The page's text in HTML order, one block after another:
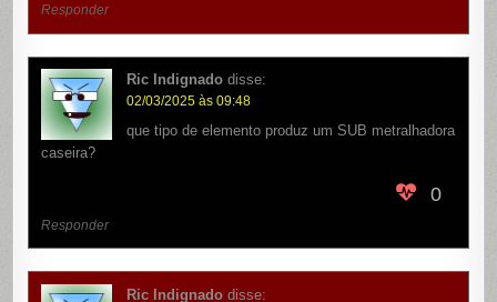
Responder
Ric Indignado disse:
02/03/2025 às 09:48
que tipo de elemento produz um SUB metralhadora
caseira?
0
Responder
Ric Indignado disse: